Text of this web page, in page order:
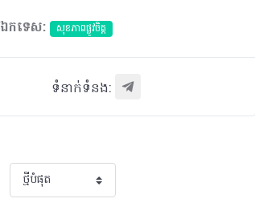
កទេស:
សុខភាពផ្លូវចិត្ត
ទំនាក់ទំនង: